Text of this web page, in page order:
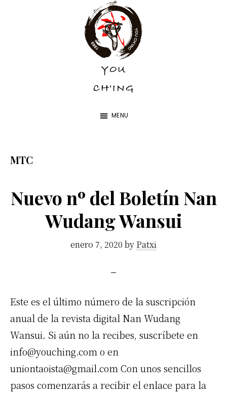
YOU
CH'ING
YOU
CH'ING
MENU
MTC
Nuevo nº del Boletín Nan
Wudang Wansui
enero 7, 2020 by Patxi
Este es el último número de la suscripción
anual de la revista digital Nan Wudang
Wansui. Si aún no la recibes, suscríbete en
info@youching.como en
uniontaoista@gmail.comCon unos sencillos
pasos comenzarás a recibir el enlace para la